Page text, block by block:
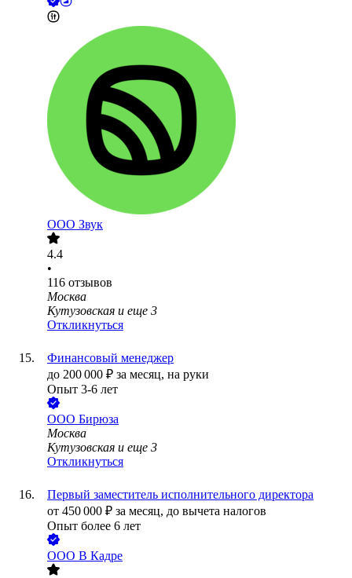
ООО Звук
4.4
•
116 отзывов
Москва
Кутузовская и еще 3
Откликнуться
Финансовый менеджер
до 200 000 ₽ за месяц, на руки
Опыт 3-6 лет
ООО Бирюза
Москва
Кутузовская и еще 3
Откликнуться
Первый заместитель исполнительного директора
от 450 000 ₽ за месяц, до вычета налогов
Опыт более 6 лет
ООО В Кадре